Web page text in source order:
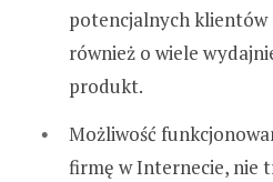
potencjalnych klientów
również o wiele
produkt.
Możliwość
firmę w Internecie, nie